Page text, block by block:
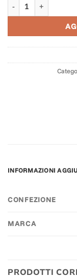
INFORMAZIONI
CONFEZIONE
MARCA
PRODOTTI